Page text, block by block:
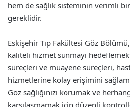
hem de sağlık sisteminin verimli
gereklidir.
Eskişehir Tıp Fakültesi Göz
kaliteli hizmet sunmayı
süreçleri ve muayene süreçleri,
hizmetlerine kolay erişimini
Göz sağlığınızı korumak ve
karşılaşmamak için düzenli